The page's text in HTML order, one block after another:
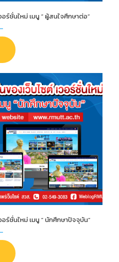
ร์ชั่นใหม่ เมนู ” ผู้สนใจศึกษาต่อ”
ร์ชั่นใหม่ เมนู ” นักศึกษาปัจจุบัน”